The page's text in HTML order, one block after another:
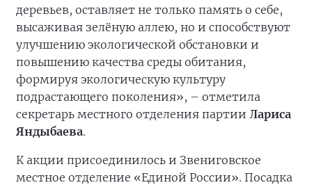
деревьев, оставляет не только память о себе,
высаживая зелёную аллею, но и способствуют
улучшению экологической обстановки и
повышению качества среды обитания,
формируя экологическую культуру
подрастающего поколения», – отметила
секретарь местного отделения партии Лариса
Яндыбаева.
К акции присоединилось и Звениговское
местное отделение «Единой России». Посадка